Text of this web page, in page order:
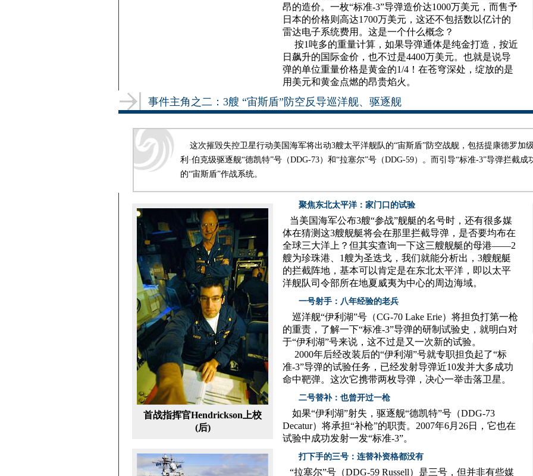
昂的造价。一枚“标准-3”导弹造价达1000万美元，而售予
日本的价格则高达1700万美元，这还不包括数以亿计的
雷达电子系统费用。这是一个什么概念？
按1吨多的重量计算，如果导弹通体是纯金打造，按近
日飙升的国际金价，也不过是4400万美元。也就是说导
弹的单位重量价格是黄金的1/4！在苍穹深处，绽放的是
用美元和黄金点燃的昂贵焰火。
事件主角之二：3艘 “宙斯盾”防空反导巡洋舰、驱逐舰
这次摧毁失控卫星行动美国海军将出动3艘太平洋舰队的“宙斯盾”防空战舰，包括提康德罗加
利·伯克级驱逐舰“德凯特”号（DDG-73）和“拉塞尔”号（DDG-59）。而引导“标准-3”导弹拦截
的“宙斯盾”作战系统。
首战指挥官Hendrickson上校
(后)
聚焦东北太平洋：家门口的试验
当美国海军公布3艘“参战”舰艇的名号时，还有很多媒
体在猜测这3艘舰艇将会在那里拦截导弹，是否要均布在
全球三大洋上？但其实查询一下这三艘舰艇的母港——2
艘为珍珠港、1艘为圣迭戈，我们就能分析出，3艘舰艇
的拦截阵地，基本可以肯定是在东北太平洋，即以太平
洋舰队司令部所在地夏威夷为中心的周边海域。
一号射手：八年经验的老兵
巡洋舰“伊利湖”号（CG-70 Lake Erie）将担负打第一枪
的重责，了解一下“标准-3”导弹的研制试验史，就明白对
于“伊利湖”号来说，这不过是又一次新的试验。
2000年后经改装后的“伊利湖”号就专职担负起了“标
准-3”导弹的试验任务，已经发射导弹近10发并大多成功
命中靶弹。这次它携带两枚导弹，决心一举击落卫星。
二号替补：也曾开过一枪
如果“伊利湖”射失，驱逐舰“德凯特”号（DDG-73
Decatur）将承担“补枪”的职责。2007年6月26日，它也在
试验中成功发射一发“标准-3”。
打下手的三号：连替补资格都没有
“拉塞尔”号（DDG-59 Russell）是三号，但并非有些媒